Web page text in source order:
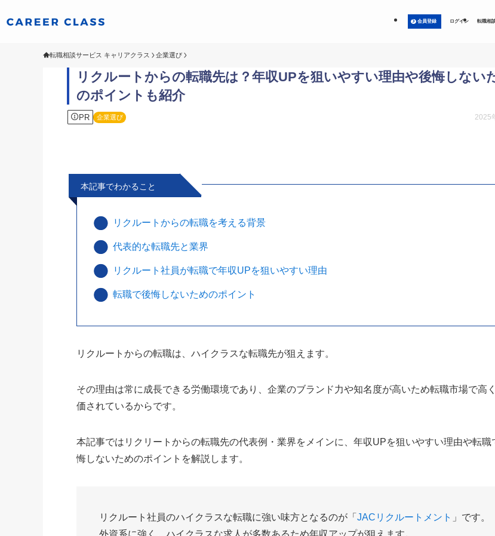
会員登録 ログイン 転職相
転職相談サービス キャリアクラス 企業選び
リクルートからの転職先は？年収UPを狙いやすい理由や後悔しない
のポイントも紹介
PR 企業選び 2025
本記事でわかること
リクルートからの転職を考える背景
代表的な転職先と業界
リクルート社員が転職で年収UPを狙いやすい理由
転職で後悔しないためのポイント
リクルートからの転職は、ハイクラスな転職先が狙えます。
その理由は常に成長できる労働環境であり、企業のブランド力や知名度が高いため転職市場で高
価されているからです。
本記事ではリクリートからの転職先の代表例・業界をメインに、年収UPを狙いやすい理由や転職
悔しないためのポイントを解説します。
リクルート社員のハイクラスな転職に強い味方となるのが「JACリクルートメント 」です。